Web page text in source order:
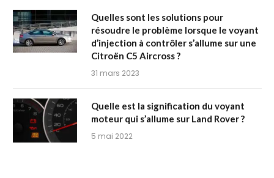
Quelles sont les solutions pour
résoudre le problème lorsque le voyant
d’injection à contrôler s’allume sur une
Citroën C5 Aircross ?
31 mars 2023
Quelle est la signification du voyant
moteur qui s’allume sur Land Rover ?
5 mai 2022